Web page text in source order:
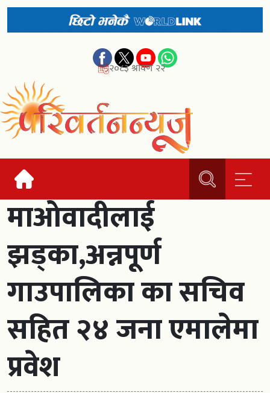
२०८३ श्रावण २२
माओवादीलाई
झड्का,अन्नपूर्ण
गाउपालिका का सचिव
सहित २४ जना एमालेमा
प्रवेश